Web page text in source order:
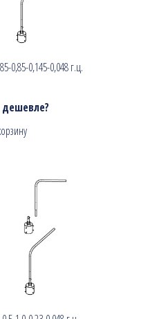
0,85-0,145-0,048 г.ц.